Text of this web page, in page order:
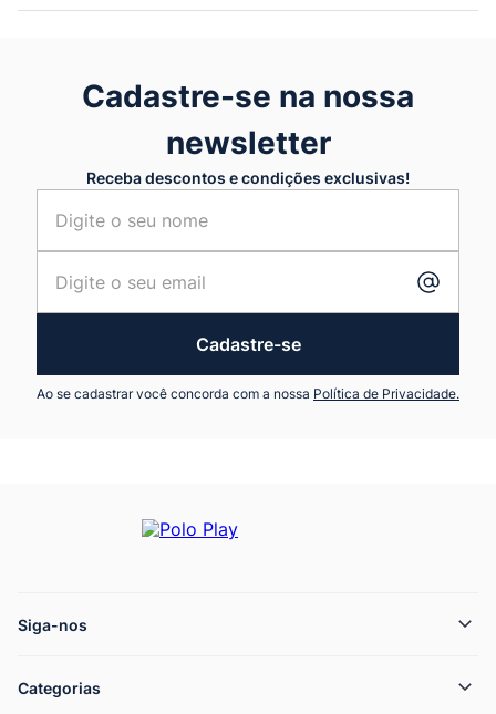
Cadastre-se na nossa
newsletter
Receba descontos e condições exclusivas!
Cadastre-se
Ao se cadastrar você concorda com a nossa Política de Privacidade.
Siga-nos
Categorias